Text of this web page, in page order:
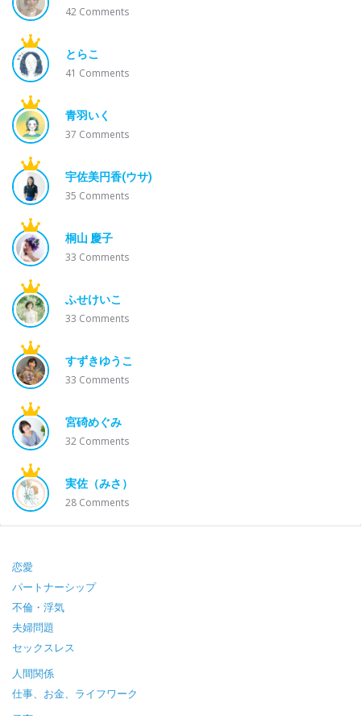
42 Comments
とらこ
41 Comments
青羽いく
37 Comments
宇佐美円香(ウサ)
35 Comments
桐山 慶子
33 Comments
ふせけいこ
33 Comments
すずきゆうこ
33 Comments
宮碕めぐみ
32 Comments
実佐（みさ）
28 Comments
Footer
恋愛
パートナーシップ
不倫・浮気
夫婦問題
セックスレス
人間関係
仕事、お金、ライフワーク